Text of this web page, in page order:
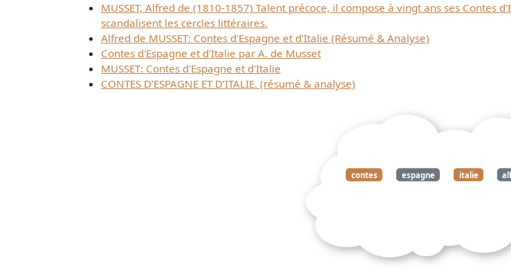
MUSSET, Alfred de (1810-1857) Talent précoce, il compose à vingt ans ses
scandalisent les cercles littéraires.
Alfred de MUSSET: Contes d'Espagne et d'Italie (Résumé & Analyse)
Contes d'Espagne et d'Italie par A. de Musset
MUSSET: Contes d'Espagne et d'Italie
CONTES D’ESPAGNE ET D’ITALIE. (résumé & analyse)
contes espagne italie